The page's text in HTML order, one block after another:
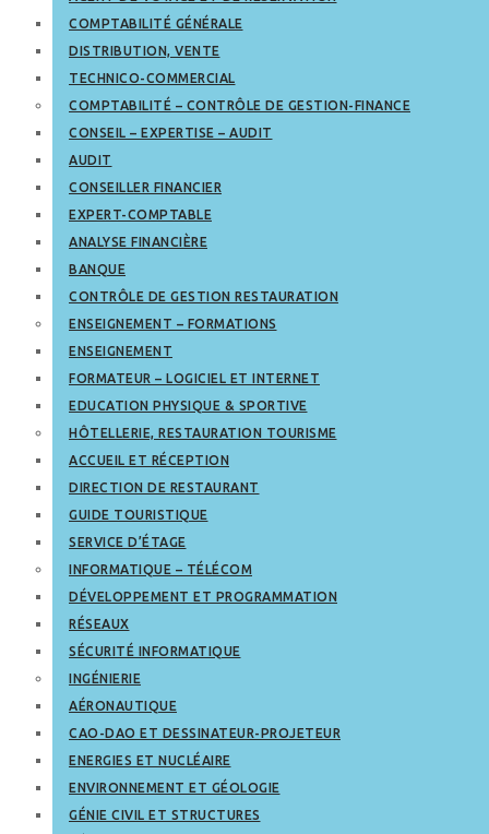
COMPTABILITÉ GÉNÉRALE
DISTRIBUTION, VENTE
TECHNICO-COMMERCIAL
COMPTABILITÉ – CONTRÔLE DE GESTION-FINANCE
CONSEIL – EXPERTISE – AUDIT
AUDIT
CONSEILLER FINANCIER
EXPERT-COMPTABLE
ANALYSE FINANCIÈRE
BANQUE
CONTRÔLE DE GESTION RESTAURATION
ENSEIGNEMENT – FORMATIONS
ENSEIGNEMENT
FORMATEUR – LOGICIEL ET INTERNET
EDUCATION PHYSIQUE & SPORTIVE
HÔTELLERIE, RESTAURATION TOURISME
ACCUEIL ET RÉCEPTION
DIRECTION DE RESTAURANT
GUIDE TOURISTIQUE
SERVICE D’ÉTAGE
INFORMATIQUE – TÉLÉCOM
DÉVELOPPEMENT ET PROGRAMMATION
RÉSEAUX
SÉCURITÉ INFORMATIQUE
INGÉNIERIE
AÉRONAUTIQUE
CAO-DAO ET DESSINATEUR-PROJETEUR
ENERGIES ET NUCLÉAIRE
ENVIRONNEMENT ET GÉOLOGIE
GÉNIE CIVIL ET STRUCTURES